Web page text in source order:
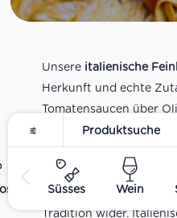
Süsses Wein
Unsere italienische
Herkunft und echte
Tomatensaucen über
Pesto bis zu Balsamico
verschiedenen
sind Teil unseres
und spiegeln
Tradition wider.